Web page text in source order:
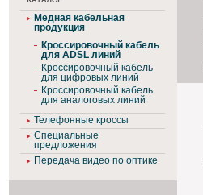
Медная кабельная
продукция
Кроссировочный кабель
для ADSL линий
Кроссировочный кабель
для цифровых линий
Кроссировочный кабель
для аналоговых линий
Телефонные кроссы
Специальные
предложения
Передача видео по оптике